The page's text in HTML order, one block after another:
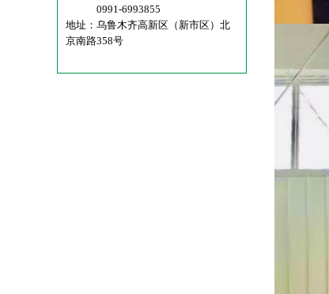
0991-6993855
地址：乌鲁木齐高新区（新市区）北
京南路358号